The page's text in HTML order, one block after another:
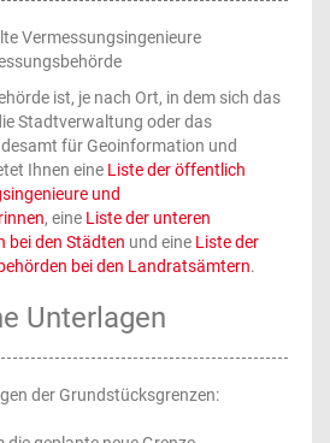
Vermessungsingenieure
ist, je nach Ort, in dem sich das
Stadtverwaltung oder das
für Geoinformation und
Ihnen eine Liste der öffentlich
und
, eine Liste der unteren
bei den Städten und eine Liste der
bei den Landratsämtern.
Unterlagen
der Grundstücksgrenzen: